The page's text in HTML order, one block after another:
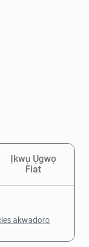
Ịkwụ Ụgwọ
Fiat
akwadoro